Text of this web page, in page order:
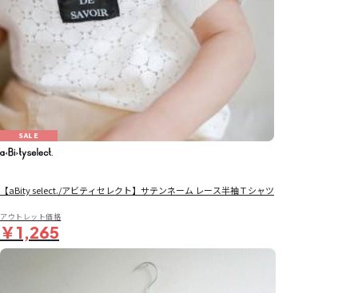
SALE
【aBity select./アビティセレクト】サテンネーム レース半袖Ｔシャツ
アウトレット価格
￥1,265